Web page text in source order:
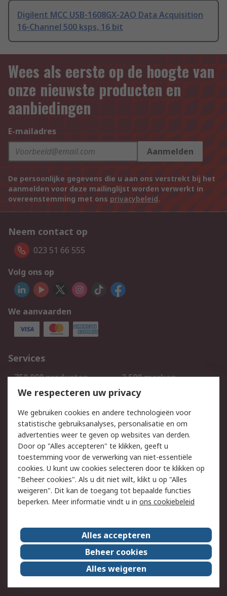
Digilent MCC USB-1608GX-2AO Data Acquisition
16-Channel 500 ksps, 16 bit
Wees als eerste op de hoogte van
onze nieuwste producten en
aanbiedingen
E-mailadres
Aanmelden
De persoonlijke gegevens die u aan ons verstrekt bij het
aanmelden voor deze mailinglijst worden verwerkt in
overeenstemming met ons privacybeleid.
Neem contact op
023 51 66 555
Volg ons op
We aanvaarden
Services
750.000 producten
2.500 merken
Bestellen
Inkoopoplossingen
Track & Trace
Wettelijk
Cookiebeleid
Email veiligheid
Privacybeleid
Websitevoorwaarden
Algemene
verkoopvoorwaarden
Over RS
RS Group
Over ons
RS wereldwijd
Werken bij RS
ESG
We respecteren uw privacy
We gebruiken cookies en andere technologieën voor
statistische gebruiksanalyses, personalisatie en om
advertenties weer te geven op websites van derden.
Door op "Alles accepteren" te klikken, geeft u
toestemming voor de verwerking van niet-essentiële
cookies. U kunt uw cookies selecteren door te klikken op
"Beheer cookies". Als u dit niet wilt, klikt u op "Alles
weigeren". Dit kan de toegang tot bepaalde functies
beperken. Meer informatie vindt u in ons cookiebeleid
Alles accepteren
Beheer cookies
Alles weigeren